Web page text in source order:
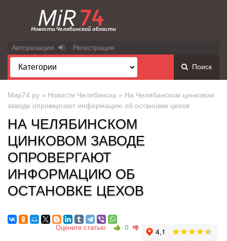
Авторизация Регистрация
Поиск
Мир74.ру » Новости Челябинска » На Челябинском цинковом
заводе опровергают информацию об остановке цехов
НА ЧЕЛЯБИНСКОМ
ЦИНКОВОМ ЗАВОДЕ
ОПРОВЕРГАЮТ
ИНФОРМАЦИЮ ОБ
ОСТАНОВКЕ ЦЕХОВ
Оцените статью: 0